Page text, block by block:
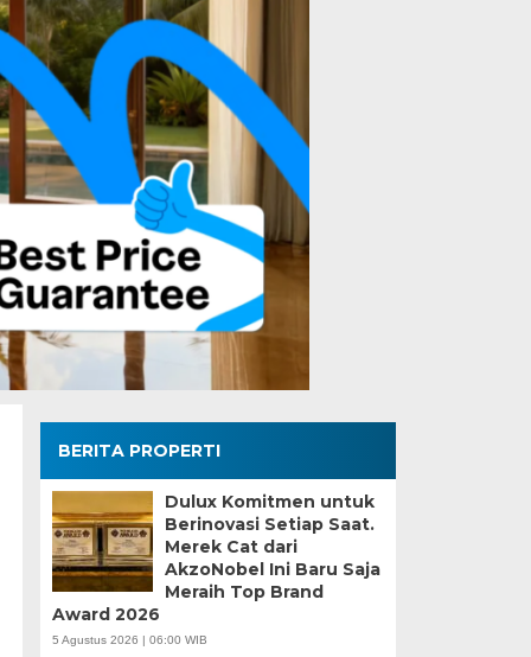
BERITA PROPERTI
Dulux Komitmen untuk
Berinovasi Setiap Saat.
Merek Cat dari
AkzoNobel Ini Baru Saja
Meraih Top Brand
Award 2026
5 Agustus 2026 | 06:00 WIB